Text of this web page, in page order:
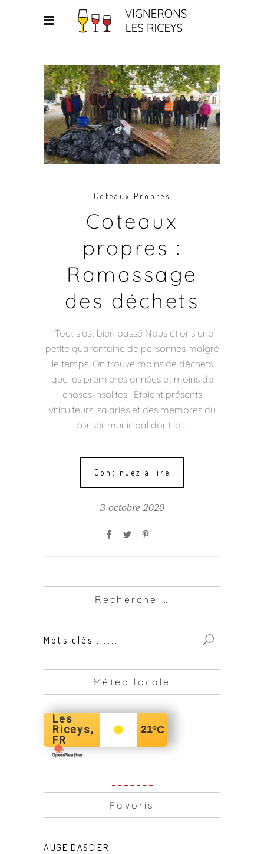
Coteaux Propres
Coteaux
propres :
Ramassage
des déchets
"Tout s'est bien passé Nous étions une
petite quarantaine de personnes malgré
le temps. On trouve moins de déchets
que les premières années et moins de
choses insolites. Étaient présents
viticulteurs, salariés et des membres du
conseil municipal dont le
Continuez à lire
3 octobre 2020
Recherche …
Mots
clés
...
Météo locale
Les
Riceys,
FR
21°C
Favoris
AUGE DASCIER